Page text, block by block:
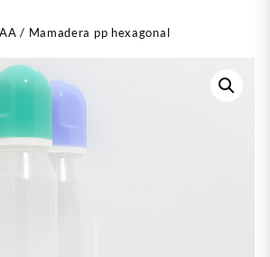
/ Mamadera pp hexagonal